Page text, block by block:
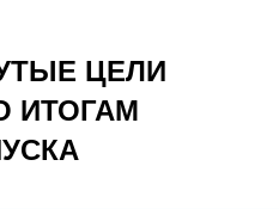
ЦЕЛИ
ИТОГАМ